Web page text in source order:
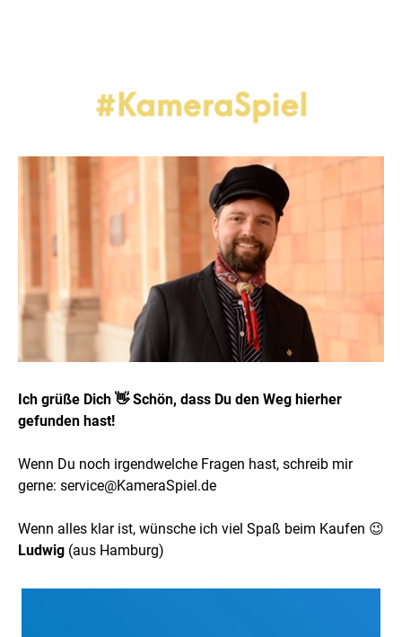
Ich grüße Dich 👋 Schön, dass Du den Weg hierher
gefunden hast!
Wenn Du noch irgendwelche Fragen hast, schreib mir
gerne: service@KameraSpiel.de
Wenn alles klar ist, wünsche ich viel Spaß beim Kaufen 😉
Ludwig (aus Hamburg)